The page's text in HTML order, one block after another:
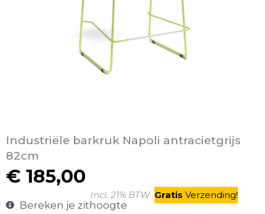
Industriële barkruk Napoli antracietgrijs
82cm
€ 185,00
Incl. 21% BTW Gratis Verzending!
Bereken je zithoogte